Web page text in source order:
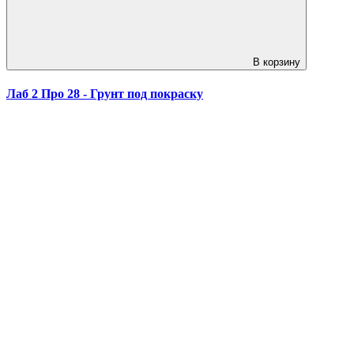
В корзину
Лаб 2 Про 28 - Грунт под покраску